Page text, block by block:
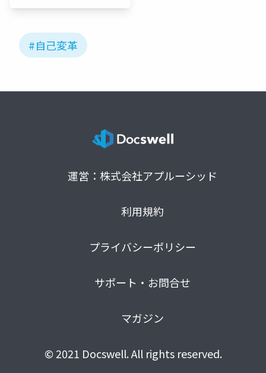
#自己変革
運営：株式会社アプルーシッド
利用規約
プライバシーポリシー
サポート・お問合せ
マガジン
© 2021 Docswell. All rights reserved.